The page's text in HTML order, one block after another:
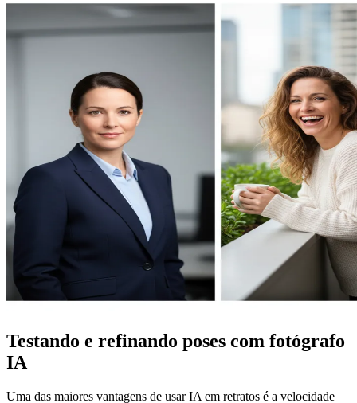
Testando e refinando poses com fotógrafo
IA
Uma das maiores vantagens de usar IA em retratos é a velocidade